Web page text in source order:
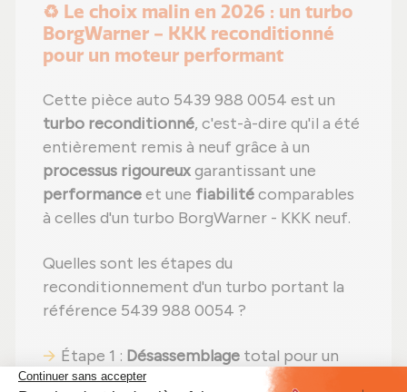
♻️ Le choix malin en 2026 : un turbo
BorgWarner - KKK reconditionné
pour un moteur performant
Cette pièce auto 5439 988 0054 est un
turbo reconditionné, c'est-à-dire qu'il a été
entièrement remis à neuf grâce à un
processus rigoureuxgarantissant une
performanceet une fiabilitécomparables
à celles d'un turbo BorgWarner - KKK neuf.
Quelles sont les étapes du
reconditionnement d'un turbo portant la
référence 5439 988 0054 ?
Étape 1 : Désassemblage total pour un
contrôle complet ;